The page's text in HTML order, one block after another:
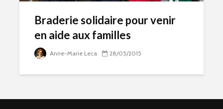
Braderie solidaire pour venir
en aide aux familles
Anne-Marie Leca 28/05/2015